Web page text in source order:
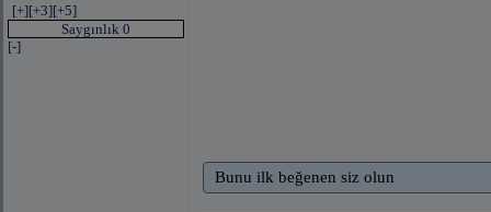
[+][+3][+5]
Saygınlık 0
[-]
Bunu ilk beğenen siz olun